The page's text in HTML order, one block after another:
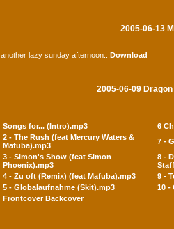
2005-06-13
another lazy sunday afternoon... Download
2005-06-09
Songs for... (Intro).mp3
6
2 - The Rush (feat Mercury Waters &
Mafuba).mp3
7 -
3 - Simon's Show (feat Simon
Phoenix).mp3
8 -
4 - Zu oft (Remix) (feat Mafuba).mp3
9 -
5 - Globalaufnahme (Skit).mp3
10 -
Frontcover Backcover